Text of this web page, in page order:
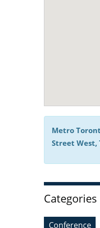
Metro
Street West,
Categories
Conference